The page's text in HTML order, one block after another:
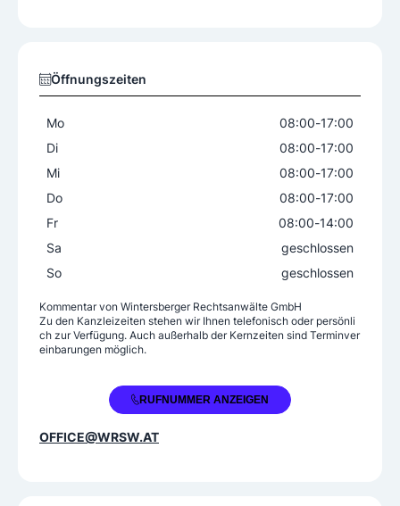
Erbrecht und Verlassenschaftsabhandlung
Gesellschaftsrecht
Gewerberecht
Konsumentenschutz
Schadensersatz- und Gewährleistungsrecht
Vertragsrecht
Wirtschaftsrecht
Leistungen
Schuldnervertretung
Strafverteidigung
Treuhandschaft
Vertragsaufsetzung
Öffnungszeiten
Mo 08:00-17:00
Di
08:00-17:00
Mi
08:00-17:00
Do
08:00-17:00
Fr
08:00-14:00
Sa
geschlossen
So
geschlossen
Kommentar von Wintersberger Rechtsanwälte GmbH
Zu den Kanzleizeiten stehen wir Ihnen telefonisch oder persönli
ch zur Verfügung. Auch außerhalb der Kernzeiten sind Terminver
einbarungen möglich.
+43 7752 70206RUFNUMMER ANZEIGEN
OFFICE@WRSW.AT